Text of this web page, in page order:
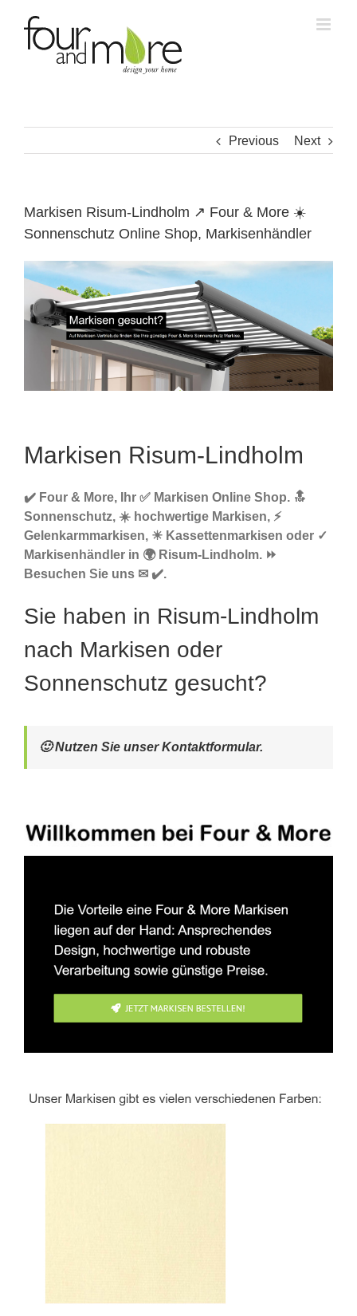
content
Previous Next
Markisen Risum-Lindholm ↗️ Four & More ☀️
Sonnenschutz Online Shop, Markisenhändler
Markisen Risum-Lindholm
✔️ Four & More, Ihr ✅ Markisen Online Shop. 🔝
Sonnenschutz, ☀️ hochwertige Markisen, ⚡
Gelenkarmmarkisen, ☀ Kassettenmarkisen oder ✓
Markisenhändler in 🌍 Risum-Lindholm. ⏩
Besuchen Sie uns ✉ ✔️.
Sie haben in Risum-Lindholm
nach Markisen oder
Sonnenschutz gesucht?
🙂 Nutzen Sie unser Kontaktformular.